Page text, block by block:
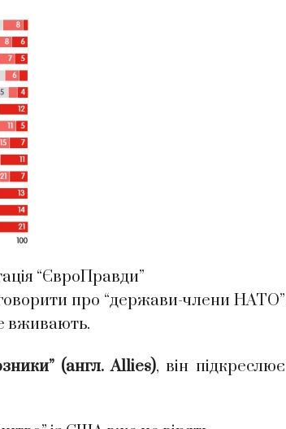
“ЄвроПравди”
про “держави-члени
вживають.
(англ. Allies), він